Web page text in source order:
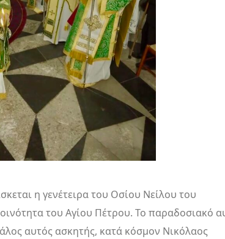
η γενέτειρα του Οσίου Νείλου του
του Αγίου Πέτρου. Το παραδοσιακό
αυτός ασκητής, κατά κόσμον Νικόλαος